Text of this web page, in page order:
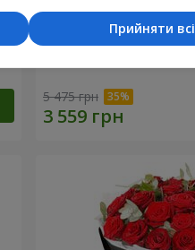
5 475 грн
Прийняти всі